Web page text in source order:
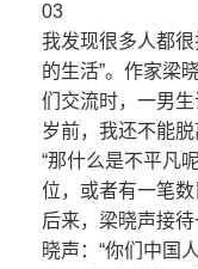
03
我发现很多人都很
的生活”。作家梁
们交流时，一男
岁前，我还不能脱
“那什么是不平凡
位，或者有一笔
后来，梁晓声接
晓声：“你们中国